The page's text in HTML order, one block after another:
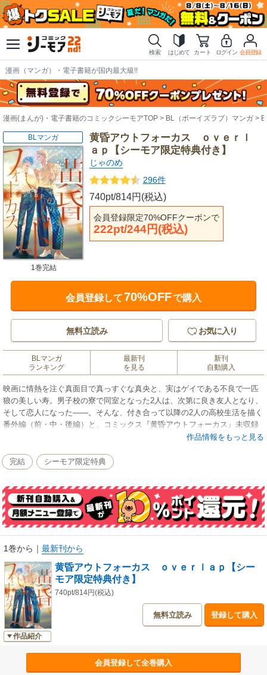
検索 はじめて カート ログイン 会員登録
漫画（マンガ）・電子書籍が国内最大級!!
漫画(まんが)・電子書籍のコミックシーモアTOP BL（ボーイズラブ）マンガ
黄昏アウトフォーカス ｏｖｅｒｌ
ａｐ【シーモア限定特典付き】
じゃのめ
296件
740pt/814円(税込)
会員登録限定70%OFFクーポンで
222pt/244円(税込)
BLマンガ
1巻完結
会員登録して70%OFFで購入
無料立読み お気に入り
BLマンガ
ランキング
最新刊
を見る
新刊
自動購入
映画に情熱を注ぐ真面目で真っすぐな真央と、実はゲイである不良で一匹
狼の美しい寿。男子校の寮で同室となった2人は、次第に良き友人となり、
そして恋人になった――。そんな、付き合って以降の2人の高校生活を描く
番外編（前・中・後編）と、コミックス『黄昏アウトフォーカス』未収録
のtake.7、ドラマCDのアフレコルポ漫画、『恋色ソフトフォーカス』、
※本コンテンツには、コミックシーモア限定特典が付与されています
作品情報をもっと見る
完結 シーモア限定特典
1巻から ｜ 最新刊から
作品紹介
黄昏アウトフォーカス ｏｖｅｒｌａｐ【シー
モア限定特典付き】
740pt/814円(税込)
無料立読み 登録して購入
会員登録して全巻購入